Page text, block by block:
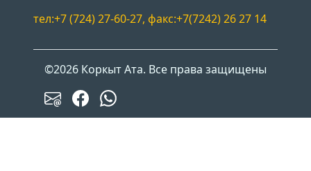
тел:+7 (724) 27-60-27, факс:+7(7242) 26 27 14
©2026 Коркыт Ата. Все права защищены